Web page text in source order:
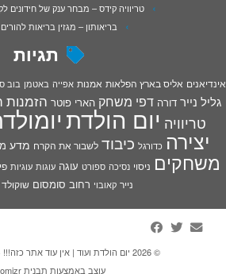
טריוויה קידס – מבחר ענק של חידונים
בריאותון – מגזין בריאות להורים
תגיות
אינדיאנים אליס בארץ הפלאות אמנות אפייה באטמן בוב
גליל נייר דורה דפי משחק הארי פוטר הזמנות
טריוויה יום הולדת
יצירה כדורגל כיבוד לשבור את הקרח מדע
משחקים ניסוי נסיכה ספורט עוגה עוגות עוגיות
נייר קאובוי רחוב סומסום שוקולד
© 2026 יום הולדת ועוד | אין עוד אתר כזה!!!
עוצב באמצעות תבנית Customizr